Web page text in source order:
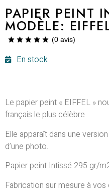
PAPIER PEINT
MODÈLE:
(0 avis)
En stock
Le papier peint « EIFFEL »
français le plus célèbre
Elle apparaît dans une
d’une photo.
Papier peint Intissé 295 gr/
Fabrication sur mesure à